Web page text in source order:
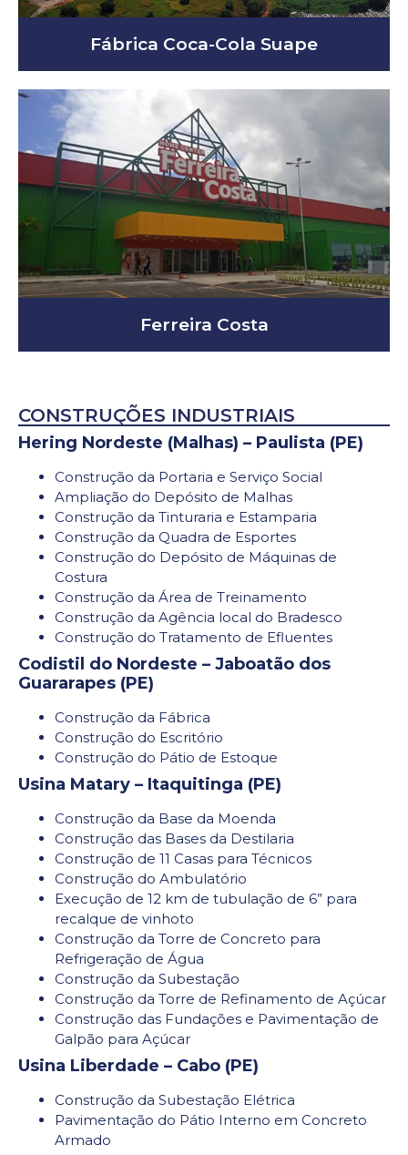
Fábrica Coca-Cola Suape
Ferreira Costa
CONSTRUÇÕES INDUSTRIAIS
Hering Nordeste (Malhas) – Paulista (PE)
Construção da Portaria e Serviço Social
Ampliação do Depósito de Malhas
Construção da Tinturaria e Estamparia
Construção da Quadra de Esportes
Construção do Depósito de Máquinas de
Costura
Construção da Área de Treinamento
Construção da Agência local do Bradesco
Construção do Tratamento de Efluentes
Codistil do Nordeste – Jaboatão dos
Guararapes (PE)
Construção da Fábrica
Construção do Escritório
Construção do Pátio de Estoque
Usina Matary – Itaquitinga (PE)
Construção da Base da Moenda
Construção das Bases da Destilaria
Construção de 11 Casas para Técnicos
Construção do Ambulatório
Execução de 12 km de tubulação de 6” para
recalque de vinhoto
Construção da Torre de Concreto para
Refrigeração de Água
Construção da Subestação
Construção da Torre de Refinamento de Açúcar
Construção das Fundações e Pavimentação de
Galpão para Açúcar
Usina Liberdade – Cabo (PE)
Construção da Subestação Elétrica
Pavimentação do Pátio Interno em Concreto
Armado